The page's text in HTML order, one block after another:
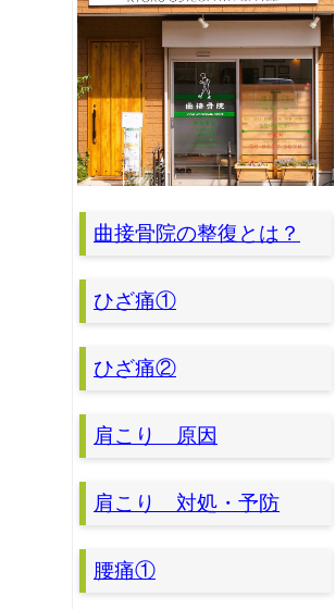
曲接骨院の整復とは？
ひざ痛①
ひざ痛②
肩こり 原因
肩こり 対処・予防
腰痛①